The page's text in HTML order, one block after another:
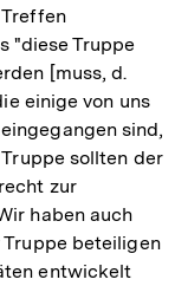
"diese Truppe
[muss, d.
einige von uns
sind,
sollten der
zur
haben auch
beteiligen
entwickelt